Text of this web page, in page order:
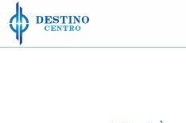
Skip to content